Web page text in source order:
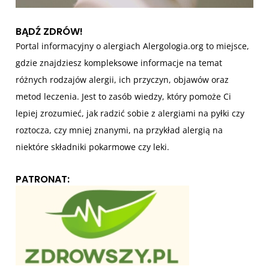
BĄDŹ ZDRÓW!
Portal informacyjny o alergiach Alergologia.org to miejsce,
gdzie znajdziesz kompleksowe informacje na temat
różnych rodzajów alergii, ich przyczyn, objawów oraz
metod leczenia. Jest to zasób wiedzy, który pomoże Ci
lepiej zrozumieć, jak radzić sobie z alergiami na pyłki czy
roztocza, czy mniej znanymi, na przykład alergią na
niektóre składniki pokarmowe czy leki.
PATRONAT: